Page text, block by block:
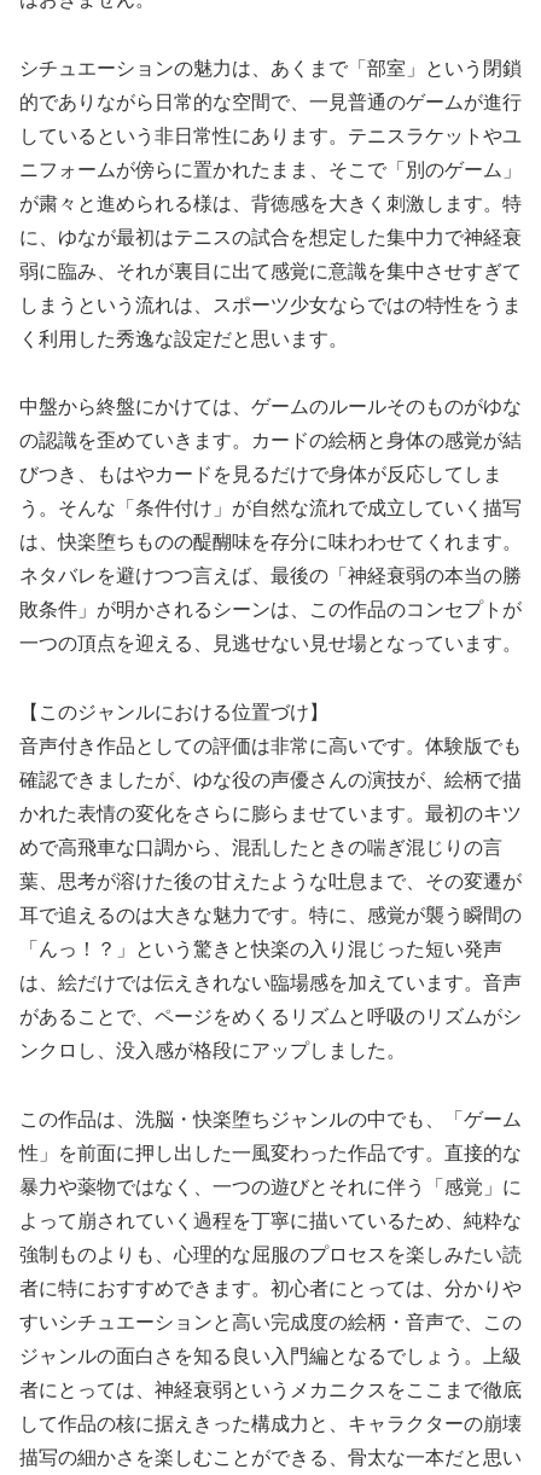
シチュエーションの魅力は、あくまで「部室」という閉鎖
的でありながら日常的な空間で、一見普通のゲームが進行
しているという非日常性にあります。テニスラケットやユ
ニフォームが傍らに置かれたまま、そこで「別のゲーム」
が粛々と進められる様は、背徳感を大きく刺激します。特
に、ゆなが最初はテニスの試合を想定した集中力で神経衰
弱に臨み、それが裏目に出て感覚に意識を集中させすぎて
しまうという流れは、スポーツ少女ならではの特性をうま
く利用した秀逸な設定だと思います。
中盤から終盤にかけては、ゲームのルールそのものがゆな
の認識を歪めていきます。カードの絵柄と身体の感覚が結
びつき、もはやカードを見るだけで身体が反応してしま
う。そんな「条件付け」が自然な流れで成立していく描写
は、快楽堕ちものの醍醐味を存分に味わわせてくれます。
ネタバレを避けつつ言えば、最後の「神経衰弱の本当の勝
敗条件」が明かされるシーンは、この作品のコンセプトが
一つの頂点を迎える、見逃せない見せ場となっています。
【このジャンルにおける位置づけ】
音声付き作品としての評価は非常に高いです。体験版でも
確認できましたが、ゆな役の声優さんの演技が、絵柄で描
かれた表情の変化をさらに膨らませています。最初のキツ
めで高飛車な口調から、混乱したときの喘ぎ混じりの言
葉、思考が溶けた後の甘えたような吐息まで、その変遷が
耳で追えるのは大きな魅力です。特に、感覚が襲う瞬間の
「んっ！？」という驚きと快楽の入り混じった短い発声
は、絵だけでは伝えきれない臨場感を加えています。音声
があることで、ページをめくるリズムと呼吸のリズムがシ
ンクロし、没入感が格段にアップしました。
この作品は、洗脳・快楽堕ちジャンルの中でも、「ゲーム
性」を前面に押し出した一風変わった作品です。直接的な
暴力や薬物ではなく、一つの遊びとそれに伴う「感覚」に
よって崩されていく過程を丁寧に描いているため、純粋な
強制ものよりも、心理的な屈服のプロセスを楽しみたい読
者に特におすすめできます。初心者にとっては、分かりや
すいシチュエーションと高い完成度の絵柄・音声で、この
ジャンルの面白さを知る良い入門編となるでしょう。上級
者にとっては、神経衰弱というメカニクスをここまで徹底
して作品の核に据えきった構成力と、キャラクターの崩壊
描写の細かさを楽しむことができる、骨太な一本だと思い